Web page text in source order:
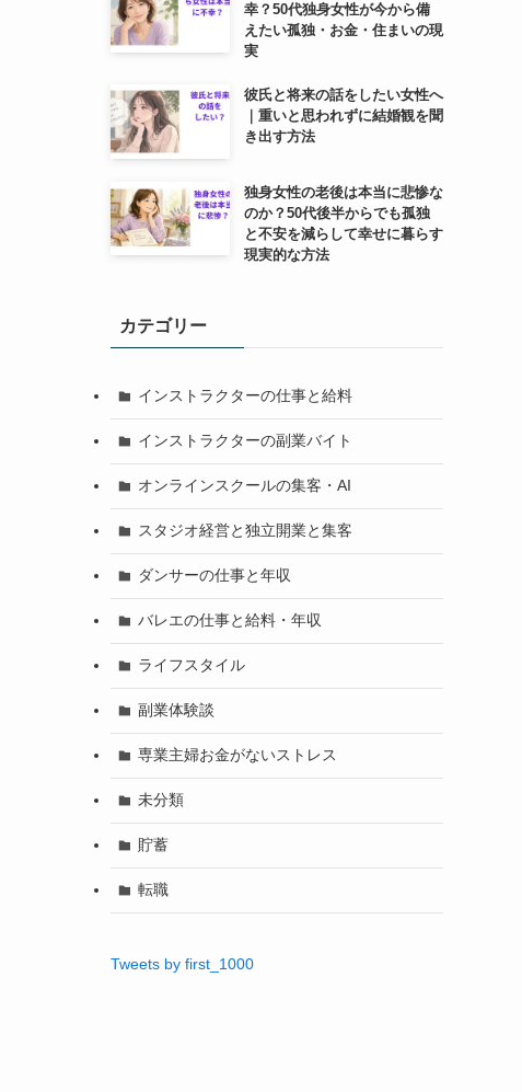
幸？50代独身女性が今から備
えたい孤独・お金・住まいの現
実
彼氏と将来の話をしたい女性へ
｜重いと思われずに結婚観を聞
き出す方法
独身女性の老後は本当に悲惨な
のか？50代後半からでも孤独
と不安を減らして幸せに暮らす
現実的な方法
カテゴリー
インストラクターの仕事と給料
インストラクターの副業バイト
オンラインスクールの集客・AI
スタジオ経営と独立開業と集客
ダンサーの仕事と年収
バレエの仕事と給料・年収
ライフスタイル
副業体験談
専業主婦お金がないストレス
未分類
貯蓄
転職
Tweets by first_1000